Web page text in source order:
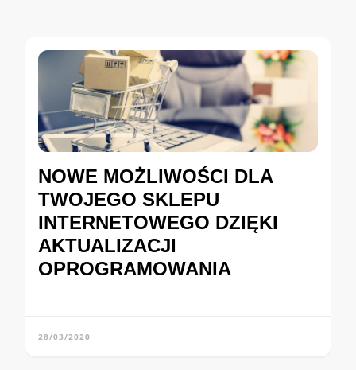
NOWE MOŻLIWOŚCI DLA
TWOJEGO SKLEPU
INTERNETOWEGO DZIĘKI
AKTUALIZACJI
OPROGRAMOWANIA
28/03/2020